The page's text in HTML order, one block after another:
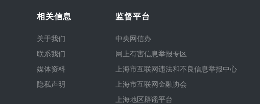
相关信息
关于我们
联系我们
媒体资料
隐私声明
监督平台
中央网信办
网上有害信息举报专区
上海市互联网违法和不良信息举报中心
上海市互联网金融协会
上海地区辟谣平台